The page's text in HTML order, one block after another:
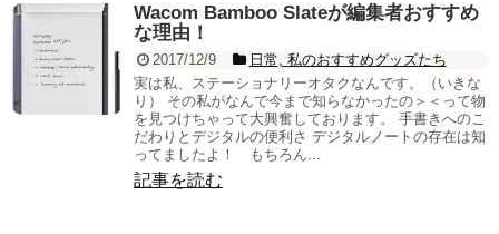
Wacom Bamboo Slateが編集者おすすめ
な理由！
2017/12/9 日常 私のおすすめグッズたち
実は私、ステーショナリーオタクなんです。（いきな
り） その私がなんで今まで知らなかったの＞＜って物
を見つけちゃって大興奮しております。 手書きへのこ
だわりとデジタルの便利さ デジタルノートの存在は知
ってましたよ！ もちろん...
記事を読む